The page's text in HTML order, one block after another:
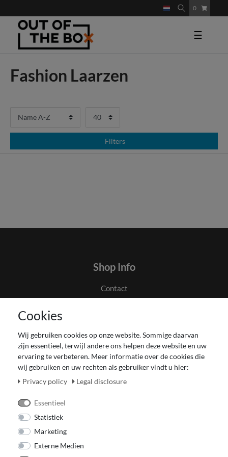
0
☰
Fashion Laarzen
Filters
Shop Info
Contact
Impressum
Herroepingsrecht voor verbruiker
Betaling en levering
Onze Fashion Store
Cookies
Wij gebruiken cookies op onze website. Sommige daarvan
zijn essentieel, terwijl andere ons helpen deze website en uw
ervaring te verbeteren. Meer informatie over de cookies die
wij gebruiken en uw rechten als gebruiker vindt u hier:
Privacy policy
Legal disclosure
Essentieel
Statistiek
Marketing
Externe Medien